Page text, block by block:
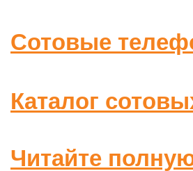
Сотовые
Каталог
Читайте